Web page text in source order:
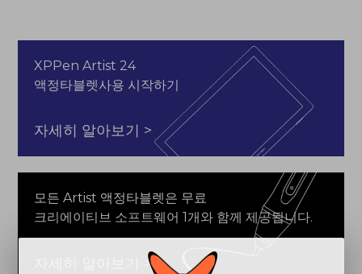
XPPen Artist 24
액정타블렛사용 시작하기
자세히 알아보기 >
모든 Artist 액정타블렛은 무료
크리에이티브 소프트웨어 1개와 함께 제공됩니다.
자세히 알아보기 >